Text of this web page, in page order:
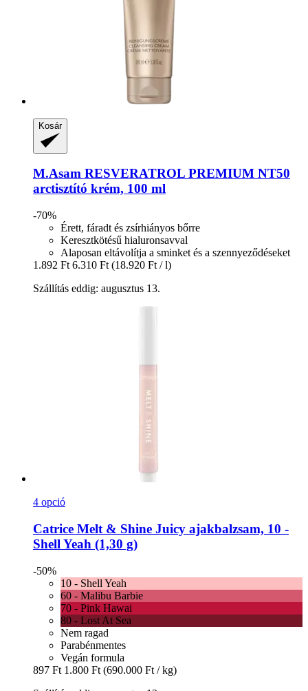
Kosár
M.Asam RESVERATROL PREMIUM NT50
arctisztító krém, 100 ml
-70%
Érett, fáradt és zsírhiányos bőrre
Keresztkötésű hialuronsavval
Alaposan eltávolítja a sminket és a szennyeződéseket
1.892 Ft 6.310 Ft (18.920 Ft / l)
Szállítás eddig: augusztus 13.
4 opció
Catrice Melt & Shine Juicy ajakbalzsam, 10 -​
Shell Yeah (1,30 g)
-50%
10 - Shell Yeah
60 - Malibu Barbie
70 - Pink Hawai
80 - Lost At Sea
Nem ragad
Parabénmentes
Vegán formula
897 Ft 1.800 Ft (690.000 Ft / kg)